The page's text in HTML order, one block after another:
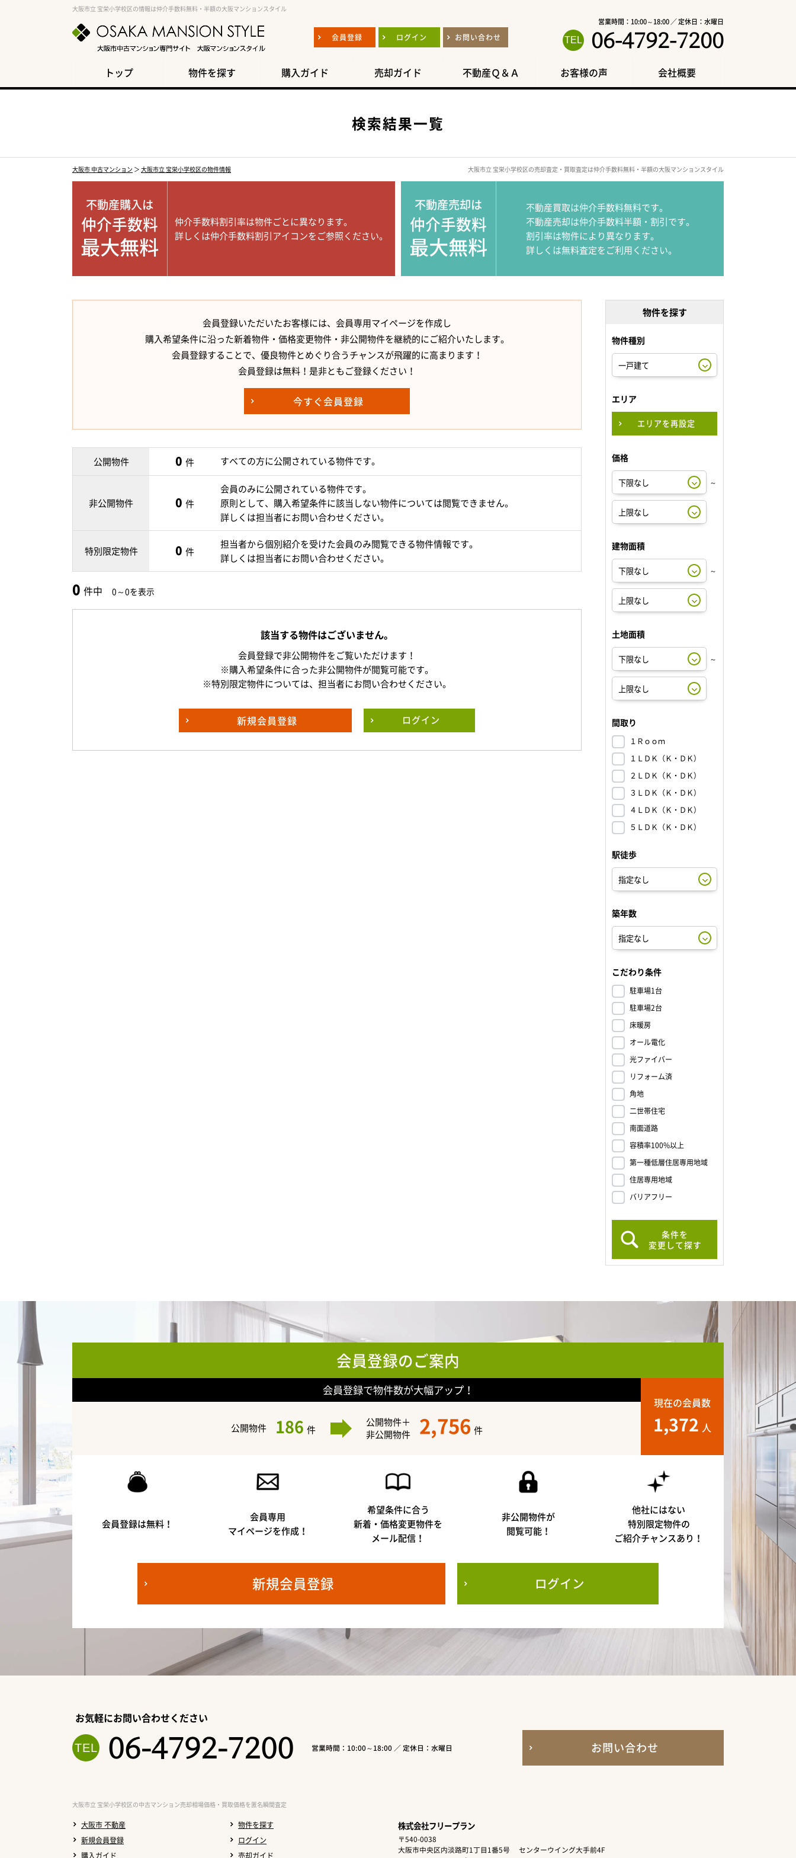
大阪市立 宝栄小学校区の情報は仲介手数料無料・半額の大阪マンションスタイル
会員登録 ログイン お問い合わせ
営業時間：10:00～18:00 ／ 定休日：水曜日
06-4792-7200
トップ 物件を探す 購入ガイド 売却ガイド 不動産Ｑ＆Ａ お客様の声 会社概要
検索結果一覧
大阪市 中古マンション ＞ 大阪市立 宝栄小学校区の物件情報 大阪市立 宝栄小学校区の売却査定・買取査定は仲介手数料無料・半額の大阪マンションスタイル
不動産購入は
仲介手数料
最大無料
仲介手数料割引率は物件ごとに異なります。
詳しくは仲介手数料割引アイコンをご参照ください。
不動産売却は
仲介手数料
最大無料
不動産買取は仲介手数料無料です。
不動産売却は仲介手数料半額・割引です。
割引率は物件により異なります。
詳しくは無料査定をご利用ください。
会員登録いただいたお客様には、会員専用マイページを作成し
購入希望条件に沿った新着物件・価格変更物件・非公開物件を継続的にご紹介いたします。
会員登録することで、優良物件とめぐり合うチャンスが飛躍的に高まります！
会員登録は無料！是非ともご登録ください！
今すぐ会員登録
公開物件 0 件 すべての方に公開されている物件です。
非公開物件 0 件
会員のみに公開されている物件です。
原則として、購入希望条件に該当しない物件については閲覧できません。
詳しくは担当者にお問い合わせください。
特別限定物件 0 件
担当者から個別紹介を受けた会員のみ閲覧できる物件情報です。
詳しくは担当者にお問い合わせください。
0 件中 0～0を表示
該当する物件はございません。
会員登録で非公開物件をご覧いただけます！
※購入希望条件に合った非公開物件が閲覧可能です。
※特別限定物件については、担当者にお問い合わせください。
新規会員登録 ログイン
物件を探す
物件種別
エリア
エリアを再設定
価格
～
建物面積
～
土地面積
～
間取り
１Ｒｏｏｍ
１ＬＤＫ（Ｋ・ＤＫ）
２ＬＤＫ（Ｋ・ＤＫ）
３ＬＤＫ（Ｋ・ＤＫ）
４ＬＤＫ（Ｋ・ＤＫ）
５ＬＤＫ（Ｋ・ＤＫ）
駅徒歩
築年数
こだわり条件
駐車場1台
駐車場2台
床暖房
オール電化
光ファイバー
リフォーム済
角地
二世帯住宅
南面道路
容積率100%以上
第一種低層住居専用地域
住居専用地域
バリアフリー
条件を
変更して探す
会員登録のご案内
会員登録で物件数が大幅アップ！
公開物件 186 件
公開物件＋
非公開物件
2,756 件
現在の会員数
1,372 人
会員登録は無料！
会員専用
マイページを作成！
希望条件に合う
新着・価格変更物件を
メール配信！
非公開物件が
閲覧可能！
他社にはない
特別限定物件の
ご紹介チャンスあり！
新規会員登録 ログイン
お気軽にお問い合わせください
06-4792-7200 営業時間：10:00～18:00 ／ 定休日：水曜日 お問い合わせ
大阪市立 宝栄小学校区の中古マンション売却相場価格・買取価格を匿名瞬間査定
大阪市 不動産
物件を探す
新規会員登録
ログイン
購入ガイド
売却ガイド
株式会社フリープラン
〒540-0038
大阪市中央区内淡路町1丁目1番5号
センターウイング大手前4F